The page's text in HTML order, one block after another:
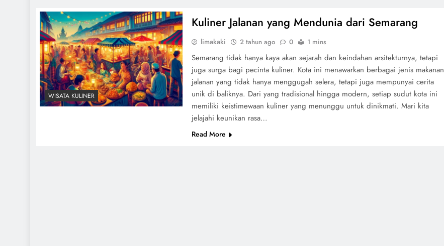
WISATA KULINER
Kuliner Jalanan yang Mendunia dari Semarang
limakaki 2 tahun ago 0 1 mins
Semarang tidak hanya kaya akan sejarah dan keindahan arsitekturnya, tetapi
juga surga bagi pecinta kuliner. Kota ini menawarkan berbagai jenis makanan
jalanan yang tidak hanya menggugah selera, tetapi juga mempunyai cerita
unik di baliknya. Dari yang tradisional hingga modern, setiap sudut kota ini
memiliki keistimewaan kuliner yang menunggu untuk dinikmati. Mari kita
jelajahi keunikan rasa…
Read More